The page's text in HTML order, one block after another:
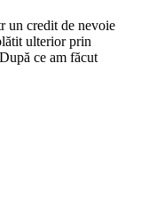
un credit de nevoie
ulterior prin
ce am făcut